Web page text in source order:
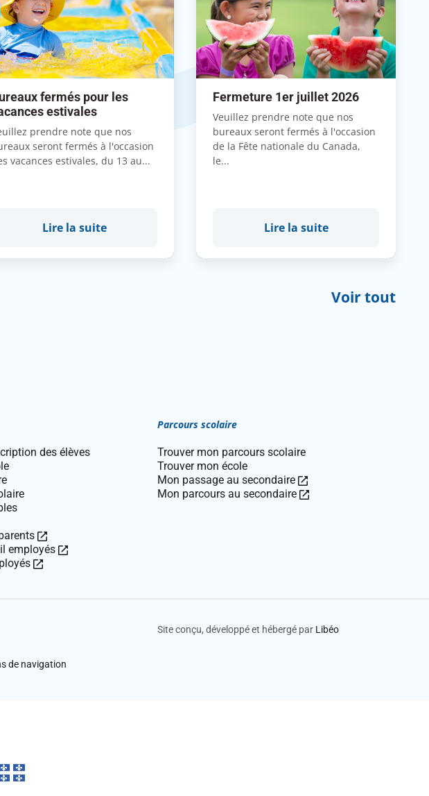
fermés pour les
estivales
prendre note que nos
seront fermés à l'occasion
vacances estivales, du 13 au...
Lire la suite
Fermeture 1er juillet 2026
Veuillez prendre note que nos
bureaux seront fermés à l'occasion
de la Fête nationale du Canada,
le...
Lire la suite
Voir tout
des élèves
Ce
lien
employés
Ce
Ce
Parcours scolaire
Trouver mon parcours scolaire
Trouver mon école
Mon passage au secondaire
Ce
lien
Mon parcours au secondaire
Ce
de navigation
Site conçu, développé et hébergé par Libéo